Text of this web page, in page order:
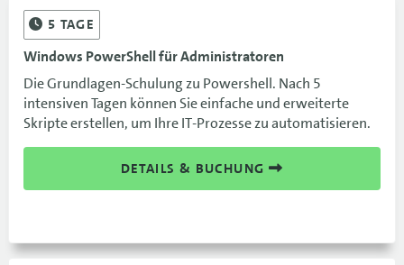
5 TAGE
Windows PowerShell für Administratoren
Die Grundlagen-Schulung zu Powershell. Nach 5
intensiven Tagen können Sie einfache und erweiterte
Skripte erstellen, um Ihre IT-Prozesse zu automatisieren.
DETAILS & BUCHUNG